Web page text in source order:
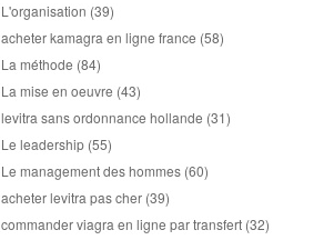
L'organisation (39)
acheter kamagra en ligne france (58)
La méthode (84)
La mise en oeuvre (43)
levitra sans ordonnance hollande (31)
Le leadership (55)
Le management des hommes (60)
acheter levitra pas cher (39)
commander viagra en ligne par transfert (32)